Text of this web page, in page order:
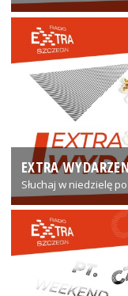
EXTRA
Słuchaj w niedzielę